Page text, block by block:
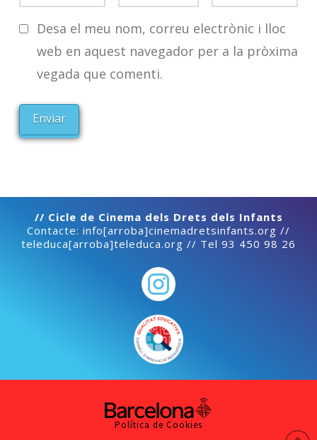
Desa el meu nom, correu electrònic i lloc
web en aquest navegador per a la pròxima
vegada que comenti.
// Cicle de Cinema dels Drets dels Infants
Contacte: info[arroba]cinemadretsinfants.org //
teleduca[arroba]teleduca.org // Tel 93 450 98 26
Política de Cookies